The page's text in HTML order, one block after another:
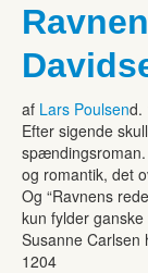
af Lars Poulsend.
Efter sigende
og romantik, det
Og “Ravnens
kun fylder
Susanne
1204